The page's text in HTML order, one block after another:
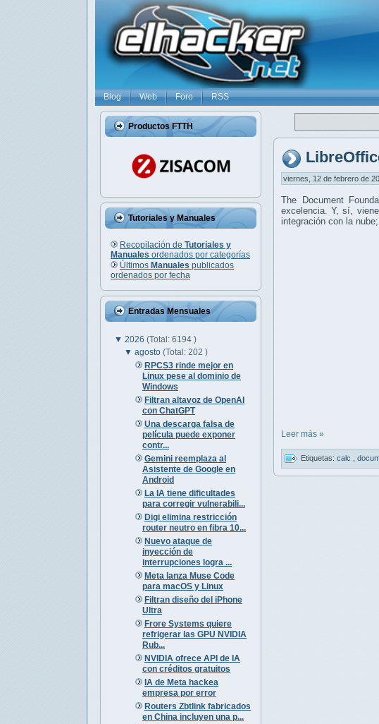
Blog Web Foro RSS
Productos FTTH
Tutoriales y Manuales
Recopilación de Tutoriales y
Manuales ordenados por categorías
Últimos Manuales publicados
ordenados por fecha
Entradas Mensuales
▼ 2026 (Total: 6194 )
▼agosto(Total: 202 )
RPCS3 rinde mejor en
Linux pese al dominio de
Windows
Filtran altavoz de OpenAI
con ChatGPT
Una descarga falsa de
película puede exponer
contr...
Gemini reemplaza al
Asistente de Google en
Android
La IA tiene dificultades
para corregir vulnerabili...
Digi elimina restricción
router neutro en fibra 10...
Nuevo ataque de
inyección de
interrupciones logra ...
Meta lanza Muse Code
para macOS y Linux
Filtran diseño del iPhone
Ultra
Frore Systems quiere
refrigerar las GPU NVIDIA
Rub...
NVIDIA ofrece API de IA
con créditos gratuitos
IA de Meta hackea
empresa por error
Routers Zbtlink fabricados
en China incluyen una p...
viernes, 12 de febrero de
The Document
excelencia. Y, sí,
integración con la
Leer más »
Etiquetas: calc